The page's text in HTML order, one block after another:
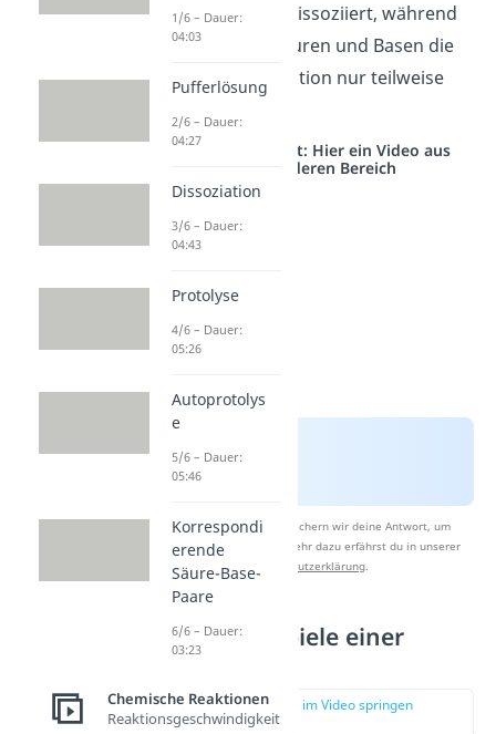
komplette Säure dissoziiert, während
bei schwachen Säuren und Basen die
protolytische Reaktion nur teilweise
Studyflix vernetzt: Hier ein Video aus
einem anderen Bereich
Nach Beantwortung speichern wir deine Antwort, um
Studyflix zu verbessern. Mehr dazu erfährst du in unserer
Datenschutzerklärung.
Weitere Beispiele einer
Protolyse
zur Stelle im Video springen
(01:40)
1/6 – Dauer:
04:03
Pufferlösung
2/6 – Dauer:
04:27
Dissoziation
3/6 – Dauer:
04:43
Protolyse
4/6 – Dauer:
05:26
Autoprotolys
e
5/6 – Dauer:
05:46
Korrespondi
erende
Säure-Base-
Paare
6/6 – Dauer:
03:23
Chemische Reaktionen
Reaktionsgeschwindigkeit